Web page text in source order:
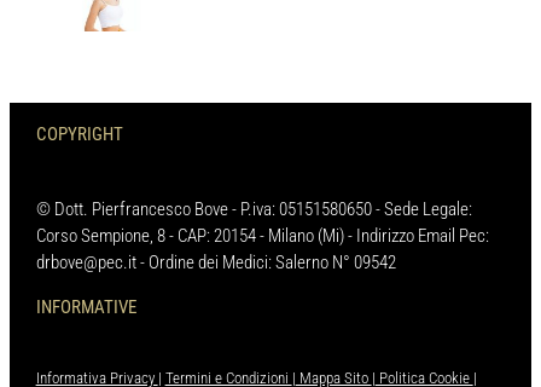
COPYRIGHT
© Dott. Pierfrancesco Bove - P.iva: 05151580650 - Sede Legale:
Corso Sempione, 8 - CAP: 20154 - Milano (Mi) - Indirizzo Email Pec:
drbove@pec.it - Ordine dei Medici: Salerno N° 09542
INFORMATIVE
Informativa Privacy | Termini e Condizioni | Mappa Sito | Politica Cookie |